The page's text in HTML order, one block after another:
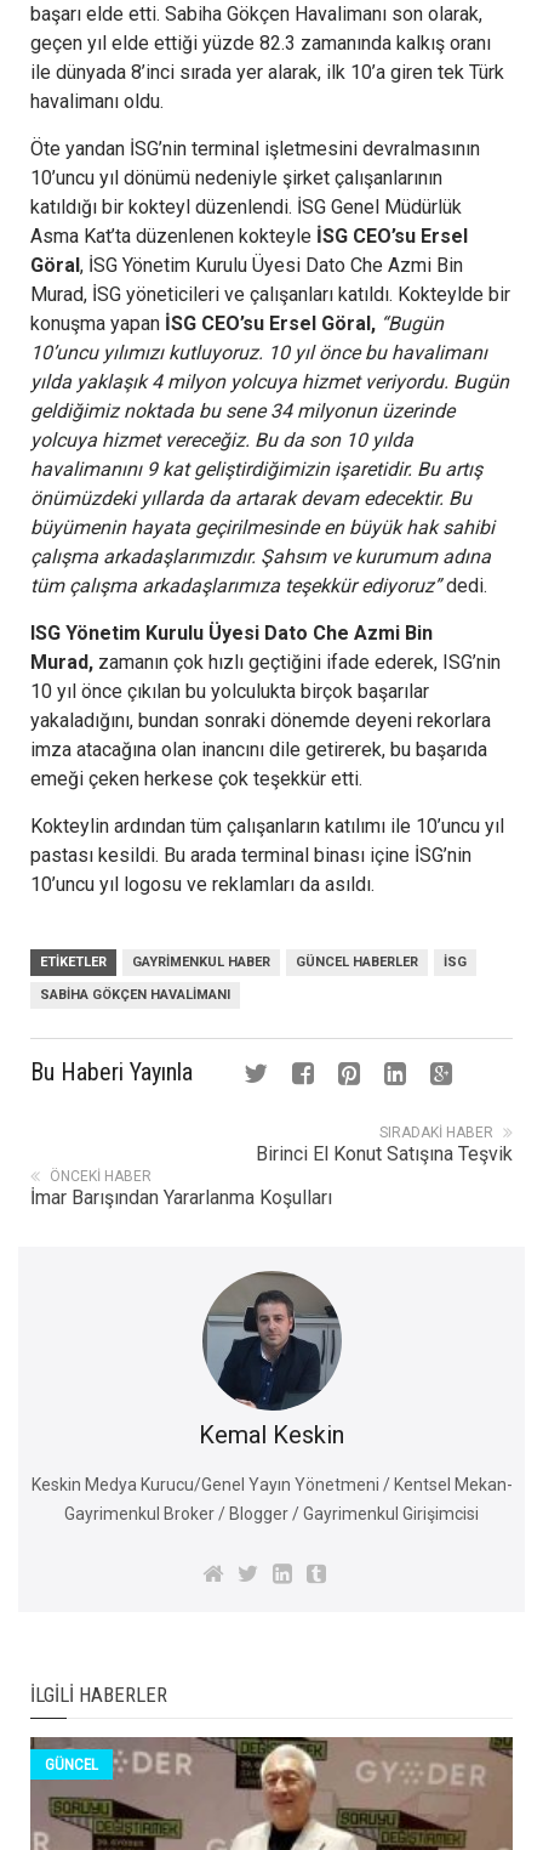
başarı elde etti. Sabiha Gökçen Havalimanı son olarak,
geçen yıl elde ettiği yüzde 82.3 zamanında kalkış oranı
ile dünyada 8’inci sırada yer alarak, ilk 10’a giren tek Türk
havalimanı oldu.
Öte yandan İSG’nin terminal işletmesini devralmasının
10’uncu yıl dönümü nedeniyle şirket çalışanlarının
katıldığı bir kokteyl düzenlendi. İSG Genel Müdürlük
Asma Kat’ta düzenlenen kokteyle İSG CEO’su Ersel
Göral, İSG Yönetim Kurulu Üyesi Dato Che Azmi Bin
Murad, İSG yöneticileri ve çalışanları katıldı. Kokteylde bir
konuşma yapan İSG CEO’su Ersel Göral, “Bugün
10’uncu yılımızı kutluyoruz. 10 yıl önce bu havalimanı
yılda yaklaşık 4 milyon yolcuya hizmet veriyordu. Bugün
geldiğimiz noktada bu sene 34 milyonun üzerinde
yolcuya hizmet vereceğiz. Bu da son 10 yılda
havalimanını 9 kat geliştirdiğimizin işaretidir. Bu artış
önümüzdeki yıllarda da artarak devam edecektir. Bu
büyümenin hayata geçirilmesinde en büyük hak sahibi
çalışma arkadaşlarımızdır. Şahsım ve kurumum adına
tüm çalışma arkadaşlarımıza teşekkür ediyoruz”dedi.
ISG Yönetim Kurulu Üyesi Dato Che Azmi Bin
Murad, zamanın çok hızlı geçtiğini ifade ederek, ISG’nin
10 yıl önce çıkılan bu yolculukta birçok başarılar
yakaladığını, bundan sonraki dönemde deyeni rekorlara
imza atacağına olan inancını dile getirerek, bu başarıda
emeği çeken herkese çok teşekkür etti.
Kokteylin ardından tüm çalışanların katılımı ile 10’uncu yıl
pastası kesildi. Bu arada terminal binası içine İSG’nin
10’uncu yıl logosu ve reklamları da asıldı.
ETIKETLER GAYRIMENKUL HABER GÜNCEL HABERLER İSG
SABIHA GÖKÇEN HAVALIMANI
Bu Haberi Yayınla
SIRADAKI HABER
Birinci El Konut Satışına Teşvik
ÖNCEKI HABER
İmar Barışından Yararlanma Koşulları
Kemal Keskin
Keskin Medya Kurucu/Genel Yayın Yönetmeni / Kentsel Mekan-
Gayrimenkul Broker / Blogger / Gayrimenkul Girişimcisi
İLGILI HABERLER
GÜNCEL